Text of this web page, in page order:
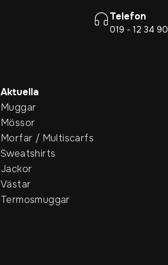
Telefon
019 - 12 34 90
Aktuella
Muggar
Mössor
Morfar / Multiscarfs
Sweatshirts
Jackor
Västar
Termosmuggar